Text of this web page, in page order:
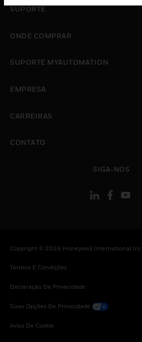
SUPORTE
ONDE COMPRAR
SUPORTE MYAUTOMATION
EMPRESA
CARREIRAS
CONTATO
SIGA-NOS
Copyright © 2026 Honeywell International Inc
Termos E Condições
Declaração De Privacidade
Suas Opções De Privacidade
Aviso De Cookie